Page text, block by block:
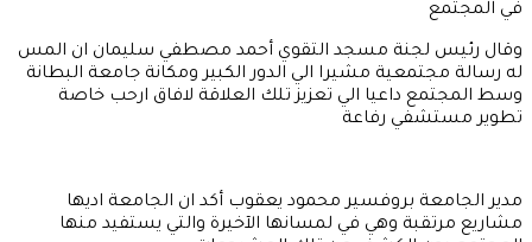
في المجتمع
وقال رئيس لجنة مسجد التقوي أحمد مصطفي سليمان ان المس
له رسالة مجتمعية مشيرا الي الدور الكبير ومكانة جامعة البطانة
وسط المجتمع داعيا الي تعزيز تلك العلاقة لافاق ارحب خاصة
تطوير مستشفي رفاعة
مدير الجامعة بروفسير محمود يعقوب أكد ان الجامعة اديها
مشاريع مرتقبة وهي في لمسانها الآخيرة والتي يستفيد منها